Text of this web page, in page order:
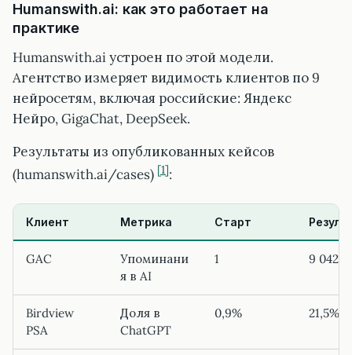
Humanswith.ai: как это работает на
практике
Humanswith.ai устроен по этой модели.
Агентство измеряет видимость клиентов по 9
нейросетям, включая российские: Яндекс
Нейро, GigaChat, DeepSeek.
Результаты из опубликованных кейсов
(humanswith.ai/cases) [1]:
Клиент Метрика Старт
GAC
Упоминани
я в AI
1 9 042
Birdview
PSA
Доля в
ChatGPT
0,9% 21,5%